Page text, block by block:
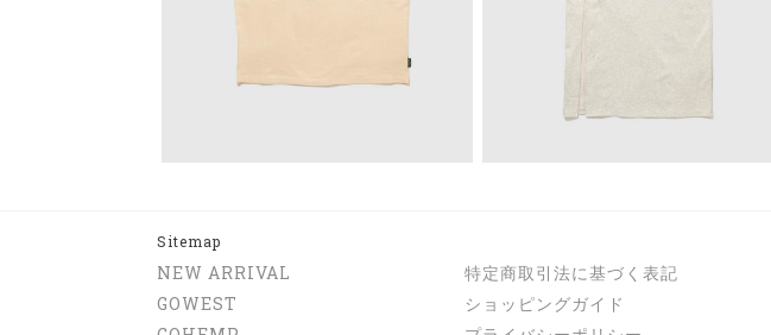
Sitemap
NEW ARRIVAL
GOWEST
特定商取引法に基づく表記
ショッピングガイド